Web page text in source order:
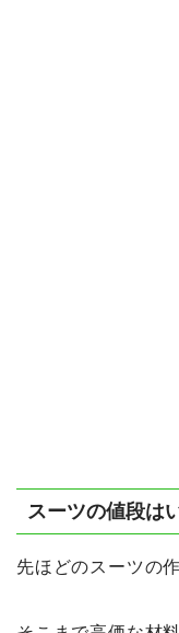
スーツの値段は
先ほどのスーツの